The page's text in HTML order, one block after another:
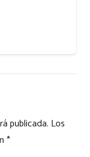
publicada. Los
*